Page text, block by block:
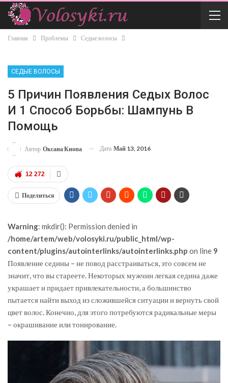
Главная Проблемы Седые волосы
СЕДЫЕ ВОЛОСЫ
5 Причин Появления Седых Волос
И 1 Способ Борьбы: Шампунь В
Помощь
Автор Оксана Кнопа Дата Май 13, 2016
12 272
Поделиться
Warning: mkdir(): Permission denied in
/home/artem/web/volosyki.ru/public_html/wp-
content/plugins/autointerlinks/autointerlinks.php on line 9
Появление седины – не повод расстраиваться, это совсем не
значит, что вы стареете. Некоторых мужчин легкая седина даже
украшает и придает привлекательности, а большинство
пытается найти выход из сложившейся ситуации и вернуть свой
цвет волос. Конечно, для этого потребуются радикальные меры
– окрашивание или тонирование.